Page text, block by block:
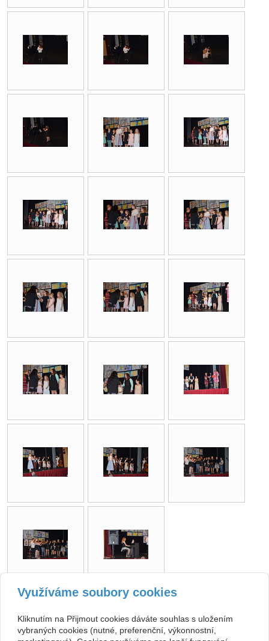
Využíváme soubory cookies
Kliknutím na Přijmout cookies dáváte souhlas s uložením
vybraných cookies (nutné, preferenční, výkonnostní,